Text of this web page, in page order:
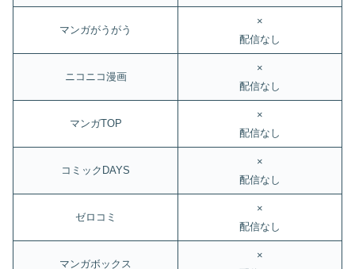
マンガがうがう
×
配信なし
ニコニコ漫画
×
配信なし
マンガTOP
×
配信なし
コミックDAYS
×
配信なし
ゼロコミ
×
配信なし
マンガボックス
×